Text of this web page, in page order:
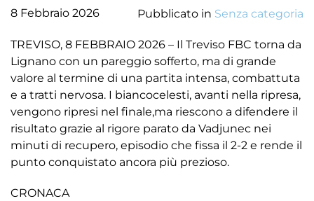
8 Febbraio 2026 Pubblicato in Senza categoria
TREVISO, 8 FEBBRAIO 2026 – Il Treviso FBC torna da
Lignano con un pareggio sofferto, ma di grande
valore al termine di una partita intensa, combattuta
e a tratti nervosa. I biancocelesti, avanti nella ripresa,
vengono ripresi nel finale,ma riescono a difendere il
risultato grazie al rigore parato da Vadjunec nei
minuti di recupero, episodio che fissa il 2-2 e rende il
punto conquistato ancora più prezioso.
CRONACA